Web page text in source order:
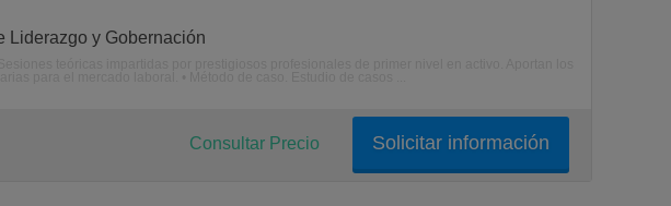
Liderazgo y Gobernación
Solicitar información
Consultar Precio